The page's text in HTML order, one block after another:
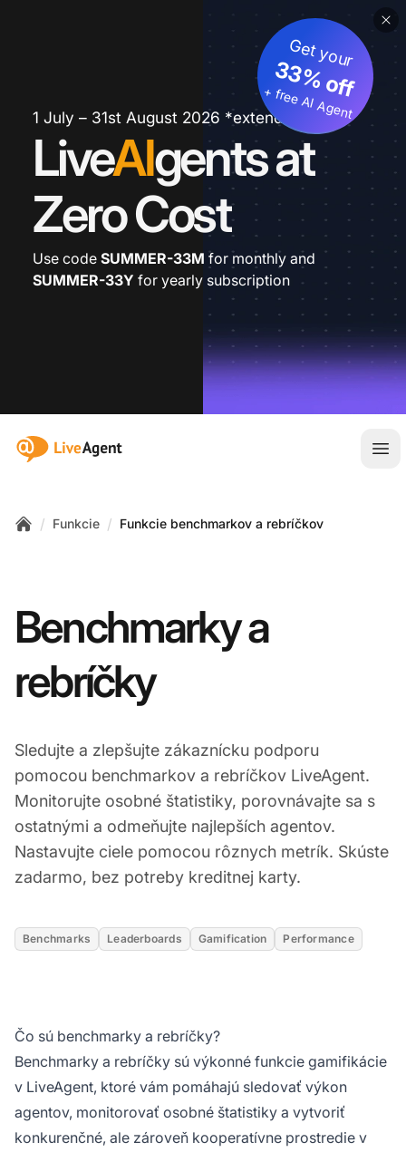
1 July – 31st August 2026 *extended
LiveAIgents at
Zero Cost
Get your
33% off
+ free AI Agent
Use code SUMMER-33M for monthly and
SUMMER-33Y for yearly subscription
:site.title
/ Funkcie / Funkcie benchmarkov a rebríčkov
Benchmarky a
rebríčky
Sledujte a zlepšujte zákaznícku podporu
pomocou benchmarkov a rebríčkov LiveAgent.
Monitorujte osobné štatistiky, porovnávajte sa s
ostatnými a odmeňujte najlepších agentov.
Nastavujte ciele pomocou rôznych metrík. Skúste
zadarmo, bez potreby kreditnej karty.
Benchmarks Leaderboards Gamification Performance
Čo sú benchmarky a rebríčky?
Benchmarky a rebríčky sú výkonné funkcie gamifikácie
v LiveAgent, ktoré vám pomáhajú sledovať výkon
agentov, monitorovať osobné štatistiky a vytvoriť
konkurenčné, ale zároveň kooperatívne prostredie v